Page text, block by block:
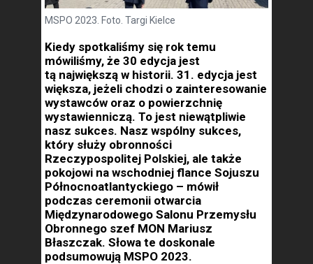
MSPO 2023. Foto. Targi Kielce
Kiedy spotkaliśmy się rok temu
mówiliśmy, że 30 edycja jest
tą największą w historii. 31. edycja jest
większa, jeżeli chodzi o zainteresowanie
wystawców oraz o powierzchnię
wystawienniczą. To jest niewątpliwie
nasz sukces. Nasz wspólny sukces,
który służy obronności
Rzeczypospolitej Polskiej, ale także
pokojowi na wschodniej flance Sojuszu
Północnoatlantyckiego – mówił
podczas ceremonii otwarcia
Międzynarodowego Salonu Przemysłu
Obronnego szef MON Mariusz
Błaszczak. Słowa te doskonale
podsumowują MSPO 2023.